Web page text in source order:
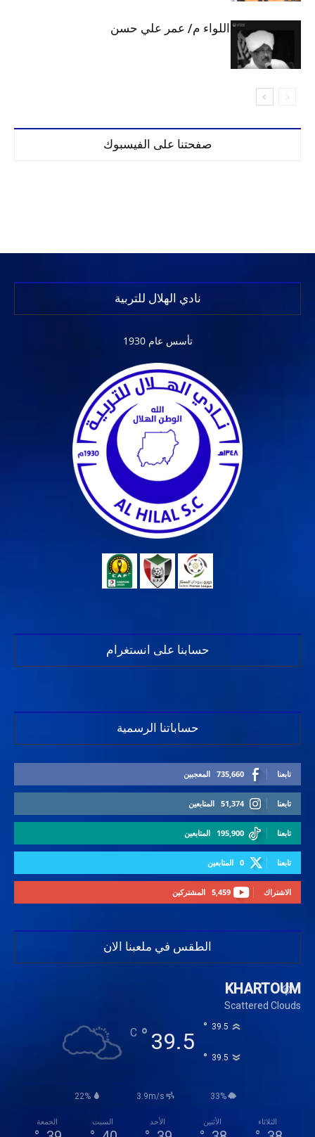
الهلال يحتسب اللواء م/ عمر علي حسن
صفحتنا على الفيسبوك
نادي الهلال للتربية
تأسس عام 1930
حسابنا على انستغرام
حساباتنا الرسمية
735,660 المعجبين تابعنا
51,374 المتابعين تابعنا
195,900 المتابعين تابعنا
0 المتابعين تابعنا
5,459 المشتركين الاشتراك
الطقس في ملعبنا الان
KHARTOUM
Scattered Clouds
39.5
°
C 39.5
°
39.5
°
22% 3.9m/s 33%
الجمعة السبت الأحد الأثنين الثلاثاء